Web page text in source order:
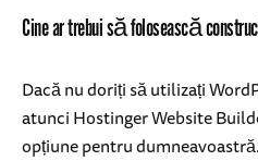
Cine ar trebui să folosească
Dacă nu doriți să utilizați
atunci Hostinger Website
opțiune pentru dumneavoastră.